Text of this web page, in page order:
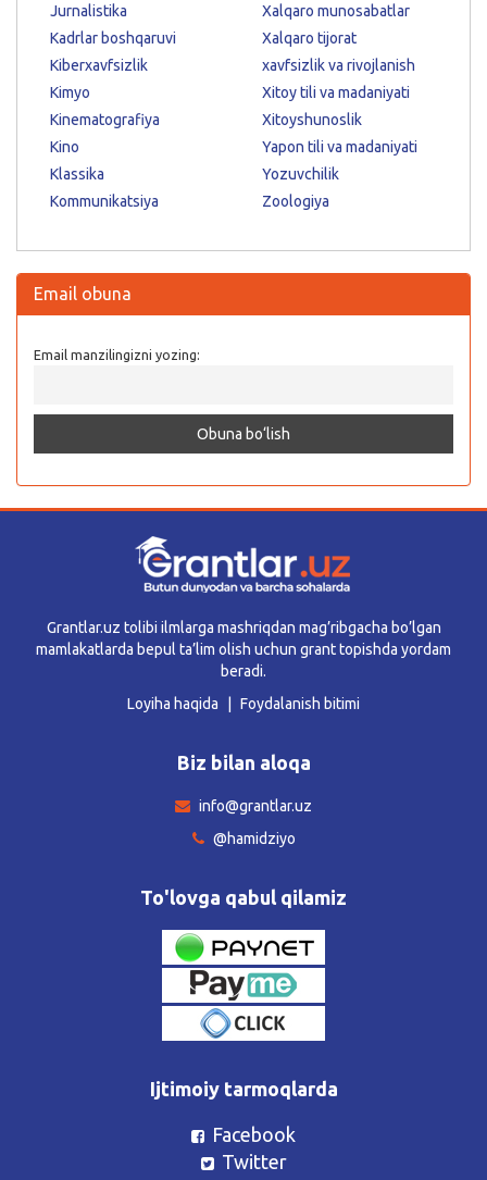
Jurnalistika
Kadrlar boshqaruvi
Kiberxavfsizlik
Kimyo
Kinematografiya
Kino
Klassika
Kommunikatsiya
Xalqaro munosabatlar
Xalqaro tijorat
xavfsizlik va rivojlanish
Xitoy tili va madaniyati
Xitoyshunoslik
Yapon tili va madaniyati
Yozuvchilik
Zoologiya
Email obuna
Email manzilingizni yozing:
Grantlar.uz tolibi ilmlarga mashriqdan mag’ribgacha bo’lgan
mamlakatlarda bepul ta’lim olish uchun grant topishda yordam
beradi.
Loyiha haqida
Foydalanish bitimi
Biz bilan aloqa
info@grantlar.uz
@hamidziyo
To'lovga qabul qilamiz
Ijtimoiy tarmoqlarda
Facebook
Twitter